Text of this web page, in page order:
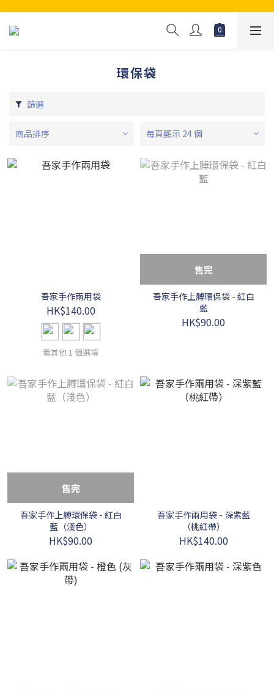
環保袋
篩選
商品排序 每頁顯示 24 個
吾家手作兩用袋
HK$140.00
看其他 1 個選項
售完
吾家手作上膊環保袋 - 紅白
藍
HK$90.00
售完
吾家手作上膊環保袋 - 紅白
藍（淺色）
HK$90.00
吾家手作兩用袋 - 深紫藍
（桃紅帶）
HK$140.00